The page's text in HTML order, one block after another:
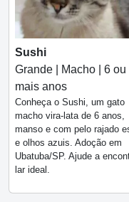
Sushi
Grande | Macho | 6 ou
mais anos
Conheça o Sushi, um gato
macho vira-lata de 6 anos,
manso e com pelo rajado
e olhos azuis. Adoção em
Ubatuba/SP. Ajude a
lar ideal.